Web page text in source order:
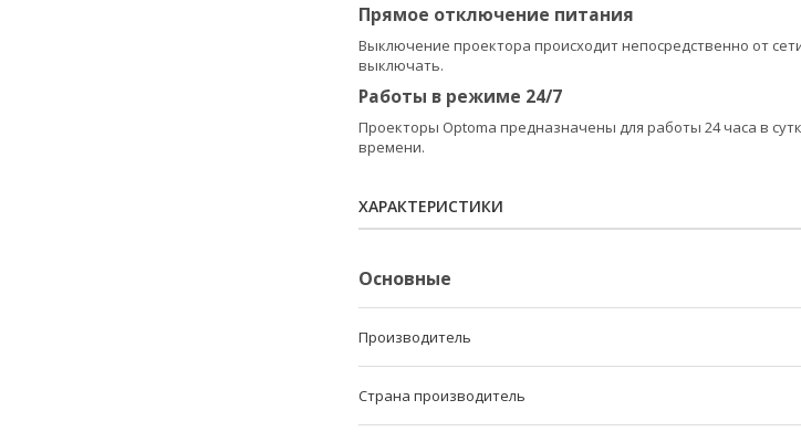
Прямое отключение питания
Выключение проектора происходит непосредственно от
выключать.
Работы в режиме 24/7
Проекторы Optoma предназначены для работы 24 часа в
времени.
ХАРАКТЕРИСТИКИ
Основные
Производитель
Страна производитель